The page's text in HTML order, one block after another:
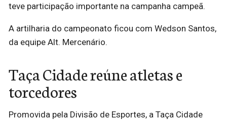
teve participação importante na campanha campeã.
A artilharia do campeonato ficou com Wedson Santos,
da equipe Alt. Mercenário.
Taça Cidade reúne atletas e
torcedores
Promovida pela Divisão de Esportes, a Taça Cidade